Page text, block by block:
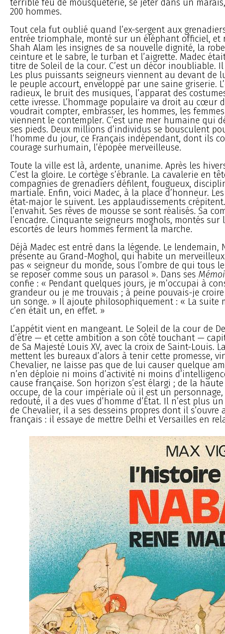
terrible feu de mousqueterie, se jeter dans un
200 hommes.
Tout cela fut oublié quand l’ex-sergent aux
entrée triomphale, monté sur un éléphant officiel, et
Shah Alam les insignes de sa nouvelle dignité, la
ceinture et le sabre, le turban et l’aigrette. Madec
titre de Soleil de la cour. C’est un décor inoubliable.
Les plus puissants seigneurs viennent au devant de
le peuple accourt, enveloppé par une saine griserie.
radieux, le bruit des musiques, l’apparat des
cette ivresse. L’hommage populaire va droit au cœur
voudrait compter, embrasser, les hommes, les
viennent le contempler. C’est une mer humaine qui
ses pieds. Deux millions d’individus se bousculent
l’homme du jour, ce Français indépendant, dont ils
courage surhumain, l’épopée merveilleuse.
Toute la ville est là, ardente, unanime. Après les
C’est la gloire. Le cortège s’ébranle. La cavalerie en
compagnies de grenadiers défilent, fougueux,
martiale. Enfin, voici Madec, à la place d’honneur.
état-major le suivent. Les applaudissements crépitent.
l’envahit. Ses rêves de mousse se sont réalisés. Sa
l’encadre. Cinquante seigneurs moghols, montés
escortés de leurs hommes ferment la marche.
Déjà Madec est entré dans la légende. Le lendemain,
présente au Grand-Moghol, qui habite un
pas « seigneur du monde, sous l’ombre de qui tous
se reposer comme sous un parasol ». Dans ses
confie : « Pendant quelques jours, je m’occupai à
grandeur ou je me trouvais ; à peine pouvais-je
un songe. » Il ajoute philosophiquement : « La suite
c’en était un, en effet. »
L’appétit vient en mangeant. Le Soleil de la cour de
d’être — et cette ambition a son côté touchant —
de Sa Majesté Louis XV, avec la croix de Saint-Louis.
mettent les bureaux d’alors à tenir cette promesse,
Chevalier, ne laisse pas que de lui causer quelque
n’en déploie ni moins d’activité ni moins
cause française. Son horizon s’est élargi ; de la
occupe, de la cour impériale où il est un personnage,
redouté, il a des vues d’homme d’État. Il n’est plus
de Chevalier, il a ses desseins propres dont il s’ouvre
français : il essaye de mettre Delhi et Versailles en